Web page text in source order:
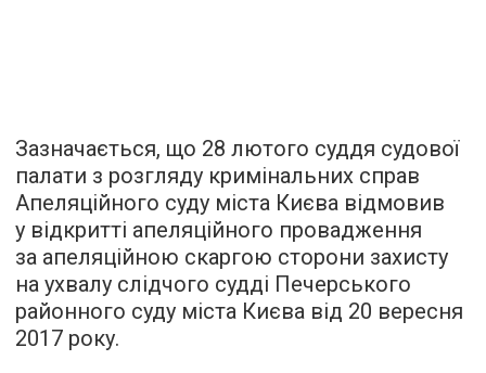
Зазначається, що 28 лютого суддя судової
палати з розгляду кримінальних справ
Апеляційного суду міста Києва відмовив
у відкритті апеляційного провадження
за апеляційною скаргою сторони захисту
на ухвалу слідчого судді Печерського
районного суду міста Києва від 20 вересня
2017 року.